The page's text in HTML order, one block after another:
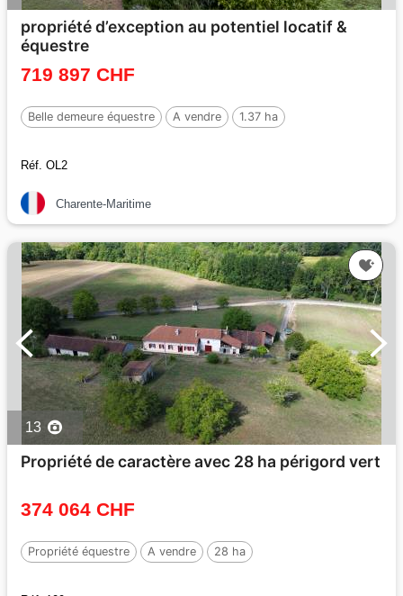
propriété d’exception au potentiel locatif &
équestre
719 897 CHF
Belle demeure équestre A vendre 1.37 ha
Réf. OL2
Charente-Maritime
13
Propriété de caractère avec 28 ha périgord vert
374 064 CHF
Propriété équestre A vendre 28 ha